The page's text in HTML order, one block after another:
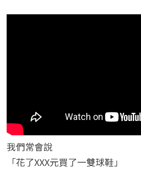
我們常會說
「花了XXX元買了一雙球鞋」